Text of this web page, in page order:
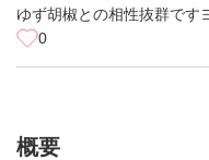
ゆず胡椒との相性抜群です
0
概要